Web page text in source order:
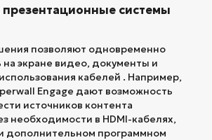
системы
позволяют одновременно
экране видео, документы и
кабелей . Например,
Engage дают возможность
источников контента
необходимости в HDMI-кабелях,
дополнительном программном